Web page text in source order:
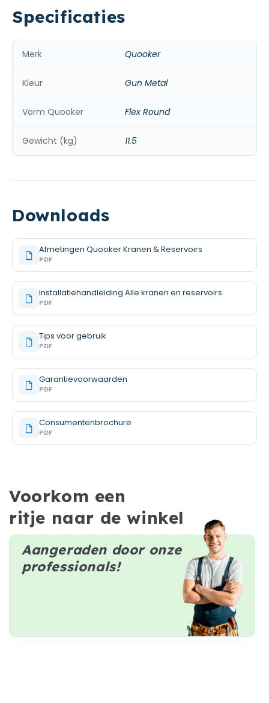
Specificaties
Merk Quooker
Kleur Gun Metal
Vorm Quooker Flex Round
Gewicht (kg) 11.5
Downloads
Afmetingen Quooker Kranen & Reservoirs
PDF
Installatiehandleiding Alle kranen en reservoirs
PDF
Tips voor gebruik
PDF
Garantievoorwaarden
PDF
Consumentenbrochure
PDF
Voorkom een
ritje naar de winkel
Aangeraden door onze
professionals!